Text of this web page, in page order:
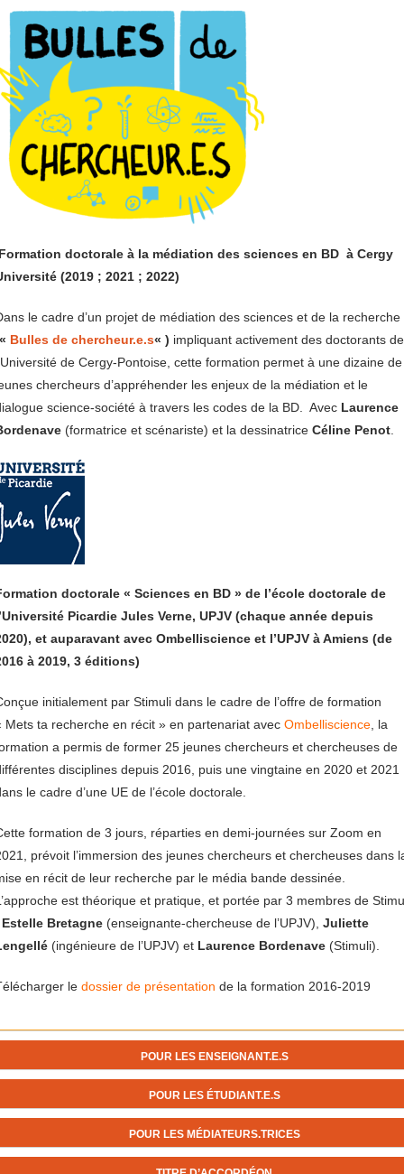
Formation doctorale à la médiation des sciences en BD à Cergy
(2019 ; 2021 ; 2022)
le cadre d’un projet de médiation des sciences et de la recherche
Bulles de chercheur.e.s« ) impliquant activement des doctorants de
de Cergy-Pontoise, cette formation permet à une dizaine de
chercheurs d’appréhender les enjeux de la médiation et le
science-société à travers les codes de la BD. Avec Laurence
(formatrice et scénariste) et la dessinatrice Céline Penot.
doctorale « Sciences en BD » de l’école doctorale de
Picardie Jules Verne, UPJV (chaque année depuis
et auparavant avec Ombelliscience et l’UPJV à Amiens (de
à 2019, 3 éditions)
initialement par Stimuli dans le cadre de l’offre de formation
Mets ta recherche en récit » en partenariat avec Ombelliscience, la
a permis de former 25 jeunes chercheurs et chercheuses de
disciplines depuis 2016, puis une vingtaine en 2020 et 2021
le cadre d’une UE de l’école doctorale.
formation de 3 jours, réparties en demi-journées sur Zoom en
prévoit l’immersion des jeunes chercheurs et chercheuses dans
en récit de leur recherche par le média bande dessinée.
est théorique et pratique, et portée par 3 membres de
Estelle Bretagne(enseignante-chercheuse de l’UPJV), Juliette
(ingénieure de l’UPJV) et Laurence Bordenave(Stimuli).
le dossier de présentation de la formation 2016-2019
POUR LES ENSEIGNANT.E.S
POUR LES ÉTUDIANT.E.S
POUR LES MÉDIATEURS.TRICES